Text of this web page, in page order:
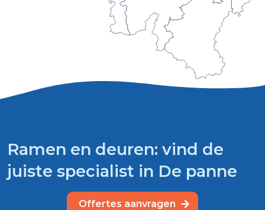
Ramen en deuren: vind de
juiste specialist in De panne
Offertes aanvragen